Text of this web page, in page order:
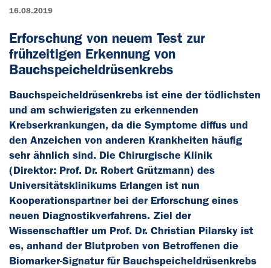
16.08.2019
Erforschung von neuem Test zur
frühzeitigen Erkennung von
Bauchspeicheldrüsenkrebs
Bauchspeicheldrüsenkrebs ist eine der tödlichsten
und am schwierigsten zu erkennenden
Krebserkrankungen, da die Symptome diffus und
den Anzeichen von anderen Krankheiten häufig
sehr ähnlich sind. Die Chirurgische Klinik
(Direktor: Prof. Dr. Robert Grützmann) des
Universitätsklinikums Erlangen ist nun
Kooperationspartner bei der Erforschung eines
neuen Diagnostikverfahrens. Ziel der
Wissenschaftler um Prof. Dr. Christian Pilarsky ist
es, anhand der Blutproben von Betroffenen die
Biomarker-Signatur für Bauchspeicheldrüsenkrebs